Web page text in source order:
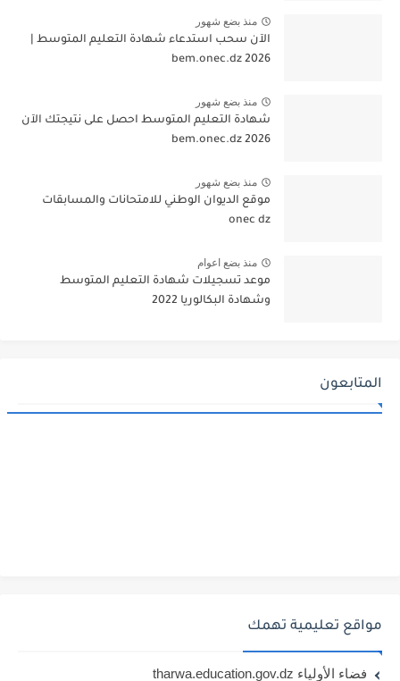
منذ بضع شهور
الآن سحب استدعاء شهادة التعليم المتوسط |
2026 bem.onec.dz
منذ بضع شهور
شهادة التعليم المتوسط احصل على نتيجتك الآن
bem.onec.dz 2026
منذ بضع شهور
موقع الديوان الوطني للامتحانات والمسابقات
onec dz
منذ بضع اعوام
موعد تسجيلات شهادة التعليم المتوسط
وشهادة البكالوريا 2022
المتابعون
مواقع تعليمية تهمك
فضاء الأولياء tharwa.education.gov.dz